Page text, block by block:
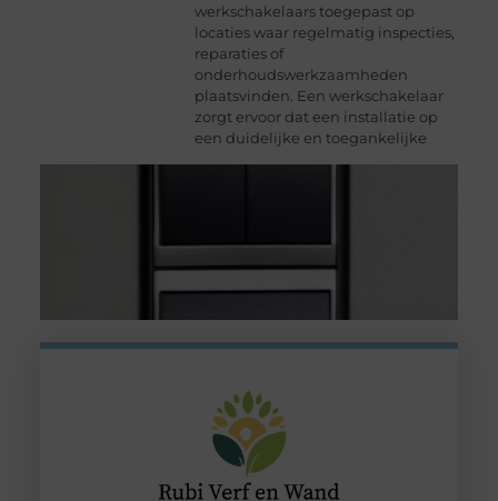
werkschakelaars toegepast op
locaties waar regelmatig inspecties,
reparaties of
onderhoudswerkzaamheden
plaatsvinden. Een werkschakelaar
zorgt ervoor dat een installatie op
een duidelijke en toegankelijke